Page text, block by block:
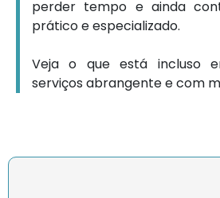
perder tempo e ainda
prático e especializado.
Veja o que está incluso
serviços abrangente e com